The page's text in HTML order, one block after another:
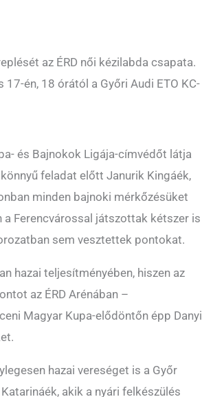
az ÉRD női kézilabda csapata.
én, 18 órától a Győri Audi ETO KC-
és Bajnokok Ligája-címvédőt látja
feladat előtt Janurik Kingáék,
minden bajnoki mérkőzésüket
a Ferencvárossal játszottak kétszer is
sem vesztettek pontokat.
hazai teljesítményében, hiszen az
az ÉRD Arénában –
Magyar Kupa-elődöntőn épp Danyi
hazai vereséget is a Győr
akik a nyári felkészülés